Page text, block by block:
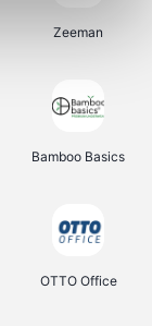
Zeeman
Bamboo Basics
OTTO Office